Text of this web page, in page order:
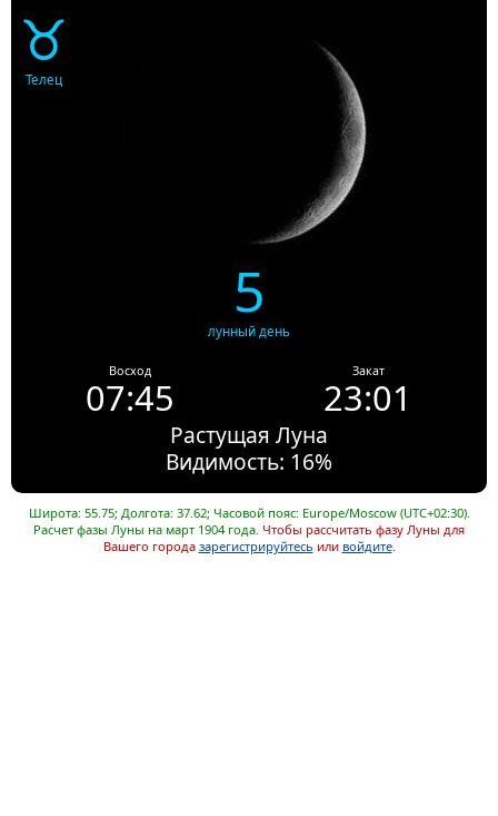
♉
Телец
5
лунный день
Восход
07:45
Закат
23:01
Растущая Луна
Видимость: 16%
Широта: 55.75; Долгота: 37.62; Часовой пояс: Europe/Moscow (UTC+02:30).
Расчет фазы Луны на март 1904 года. Чтобы рассчитать фазу Луны для
Вашего города зарегистрируйтесь или войдите.